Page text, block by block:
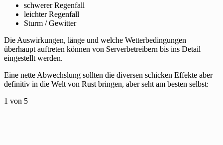
schwerer Regenfall
leichter Regenfall
Sturm / Gewitter
Die Auswirkungen, länge und welche Wetterbedingungen
überhaupt auftreten können von Serverbetreibern bis ins Detail
eingestellt werden.
Eine nette Abwechslung sollten die diversen schicken Effekte aber
definitiv in die Welt von Rust bringen, aber seht am besten selbst:
1 von 5